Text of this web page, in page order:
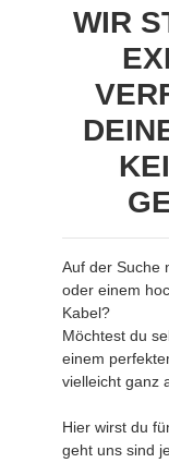
WIR
Auf der Suche
oder einem
Kabel?
Möchtest du
einem
vielleicht ganz
Hier wirst du
geht uns sind